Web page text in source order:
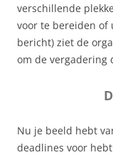
verschillende
voor te bereiden of
bericht) ziet de
om de vergadering
Nu je beeld hebt
deadlines voor